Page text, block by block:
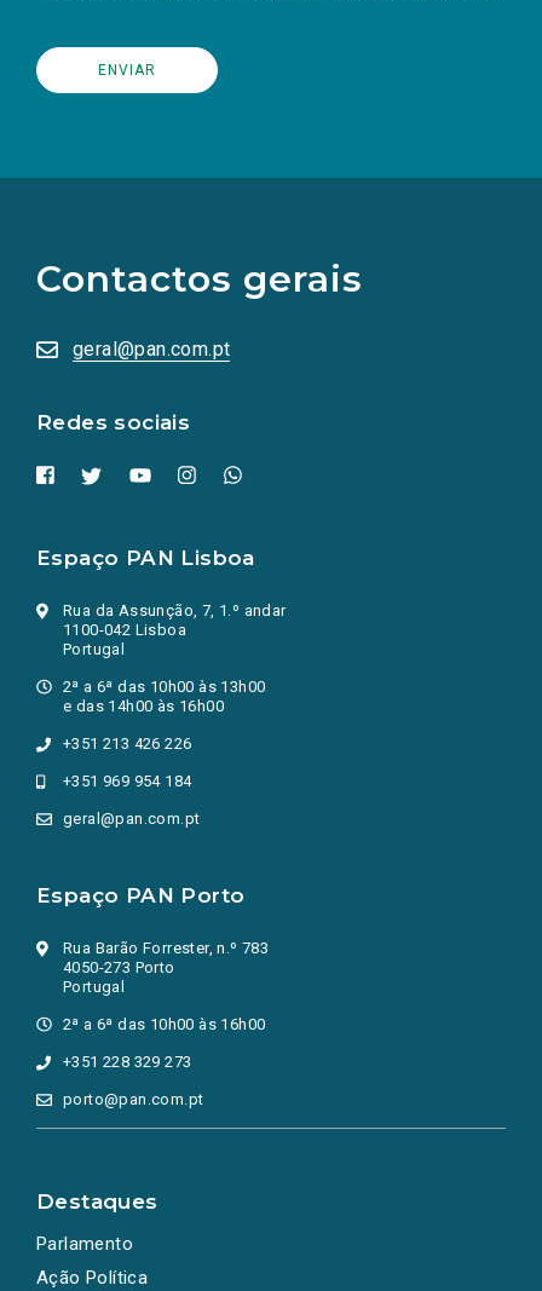
Contactos gerais
geral@pan.com.pt
Redes sociais
redes
sociais
numa
nova
Espaço PAN Lisboa
Rua da Assunção, 7, 1.º andar
1100-042 Lisboa
Portugal
2ª a 6ª das 10h00 às 13h00
e das 14h00 às 16h00
+351 213 426 226
+351 969 954 184
geral@pan.com.pt
Espaço PAN Porto
Rua Barão Forrester, n.º 783
4050-273 Porto
Portugal
2ª a 6ª das 10h00 às 16h00
+351 228 329 273
porto@pan.com.pt
Destaques
Parlamento
Ação Política